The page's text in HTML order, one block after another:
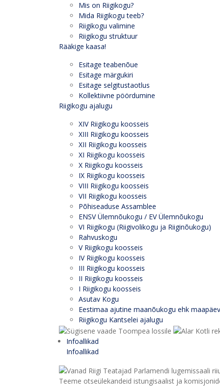
Mis on Riigikogu?
Mida Riigikogu teeb?
Riigikogu valimine
Riigikogu struktuur
Rääkige kaasa!
Esitage teabenõue
Esitage märgukiri
Esitage selgitustaotlus
Kollektiivne pöördumine
Riigikogu ajalugu
XIV Riigikogu koosseis
XIII Riigikogu koosseis
XII Riigikogu koosseis
XI Riigikogu koosseis
X Riigikogu koosseis
IX Riigikogu koosseis
VIII Riigikogu koosseis
VII Riigikogu koosseis
Põhiseaduse Assamblee
ENSV Ülemnõukogu / EV Ülemnõukogu
VI Riigikogu (Riigivolikogu ja Riiginõukogu)
Rahvuskogu
V Riigikogu koosseis
IV Riigikogu koosseis
III Riigikogu koosseis
II Riigikogu koosseis
I Riigikogu koosseis
Asutav Kogu
Eestimaa ajutine maanõukogu ehk maapäev
Riigikogu Kantselei ajalugu
Infoallikad
Infoallikad
Teeme otseülekandeid istungisaalist ja